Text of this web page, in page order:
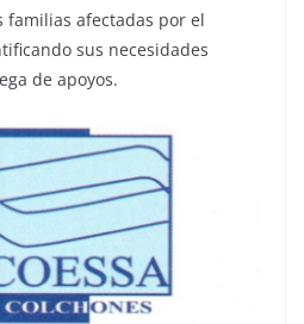
familias afectadas por el
sus necesidades
de apoyos.